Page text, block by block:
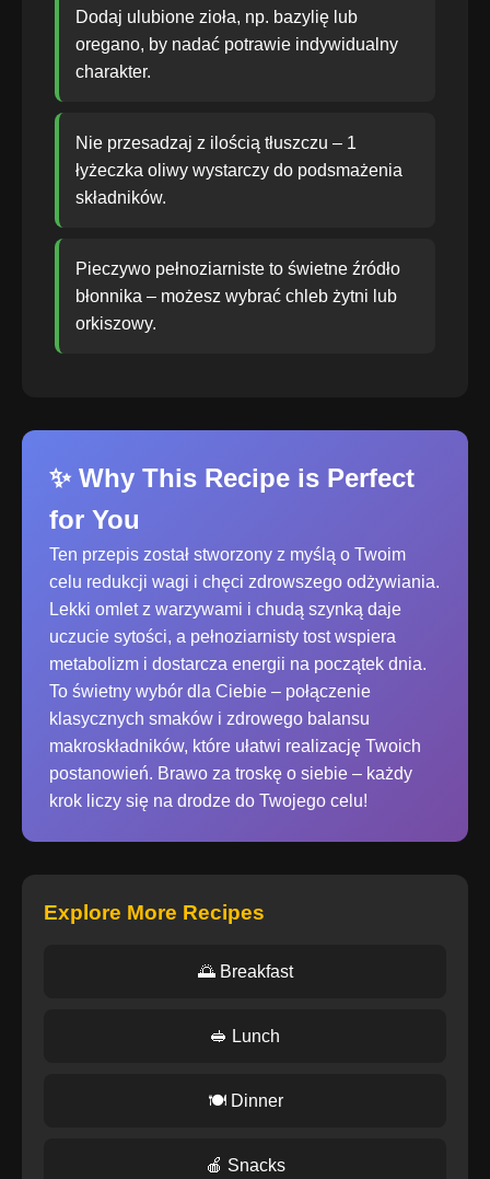
Dodaj ulubione zioła, np. bazylię lub
oregano, by nadać potrawie indywidualny
charakter.
Nie przesadzaj z ilością tłuszczu – 1
łyżeczka oliwy wystarczy do podsmażenia
składników.
Pieczywo pełnoziarniste to świetne źródło
błonnika – możesz wybrać chleb żytni lub
orkiszowy.
✨ Why This Recipe is Perfect
for You
Ten przepis został stworzony z myślą o Twoim
celu redukcji wagi i chęci zdrowszego odżywiania.
Lekki omlet z warzywami i chudą szynką daje
uczucie sytości, a pełnoziarnisty tost wspiera
metabolizm i dostarcza energii na początek dnia.
To świetny wybór dla Ciebie – połączenie
klasycznych smaków i zdrowego balansu
makroskładników, które ułatwi realizację Twoich
postanowień. Brawo za troskę o siebie – każdy
krok liczy się na drodze do Twojego celu!
Explore More Recipes
🌅 Breakfast
🥪 Lunch
🍽️ Dinner
🍎 Snacks